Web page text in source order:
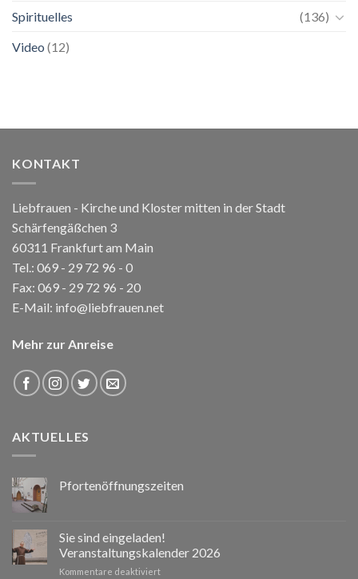
Spirituelles
(136)
Video (12)
KONTAKT
Liebfrauen - Kirche und Kloster mitten in der Stadt
Schärfengäßchen 3
60311 Frankfurt am Main
Tel.: 069 - 29 72 96 - 0
Fax: 069 - 29 72 96 - 20
E-Mail: info@liebfrauen.net
Mehr zur Anreise
AKTUELLES
Pfortenöffnungszeiten
Sie sind eingeladen!
Veranstaltungskalender 2026
Kommentare deaktiviertfür